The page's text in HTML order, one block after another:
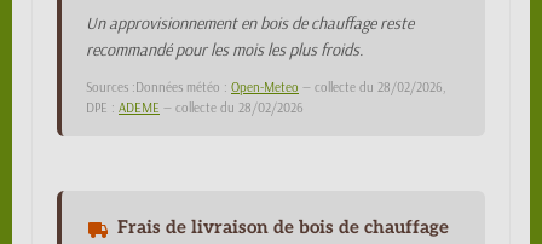
Un approvisionnement en bois de chauffage reste
recommandé pour les mois les plus froids.
Sources :Données météo : Open-Meteo — collecte du 28/02/2026,
DPE : ADEME — collecte du 28/02/2026
Frais de livraison de bois de chauffage